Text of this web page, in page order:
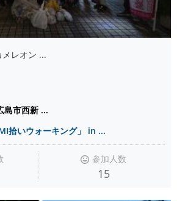
レオン ...
島市西新 ...
拾いウォーキング」 in ...
参加人数
15